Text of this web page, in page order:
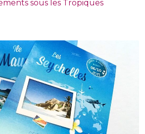
sous les Tropiques